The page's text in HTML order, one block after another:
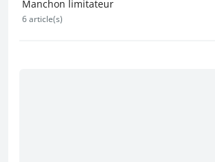
Manchon limitateur
6 article(s)